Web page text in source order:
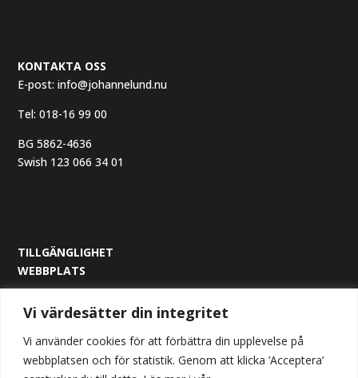
Vi värdesätter din integritet
Vi använder cookies för att förbättra din upplevelse på
webbplatsen och för statistik. Genom att klicka ’Acceptera’
KONTAKTA OSS
E-post:info@johannelund.nu
Tel:018-16 99 00
BG 5862-4636
Swish 123 066 34 01
TILLGÄNGLIGHET
WEBBPLATS
559305-6517